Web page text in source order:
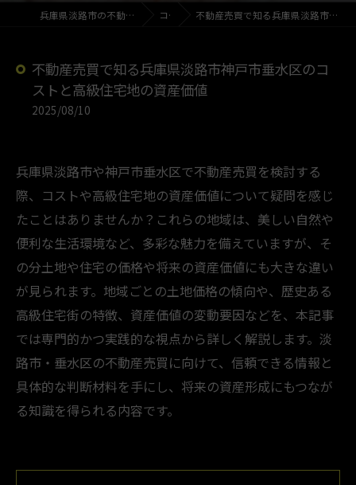
兵庫県淡路市の不動産売買なら新時代開発株式会社 コラム 不動産売買で知る兵庫県淡路市神戸市垂水区のコストと高級住宅地の資産価値
不動産売買で知る兵庫県淡路市神戸市垂水区のコ
ストと高級住宅地の資産価値
2025/08/10
兵庫県淡路市や神戸市垂水区で不動産売買を検討する
際、コストや高級住宅地の資産価値について疑問を感じ
たことはありませんか？これらの地域は、美しい自然や
便利な生活環境など、多彩な魅力を備えていますが、そ
の分土地や住宅の価格や将来の資産価値にも大きな違い
が見られます。地域ごとの土地価格の傾向や、歴史ある
高級住宅街の特徴、資産価値の変動要因などを、本記事
では専門的かつ実践的な視点から詳しく解説します。淡
路市・垂水区の不動産売買に向けて、信頼できる情報と
具体的な判断材料を手にし、将来の資産形成にもつなが
る知識を得られる内容です。